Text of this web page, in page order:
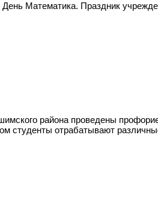
Математика. Праздник
района проведены
студенты отрабатывают